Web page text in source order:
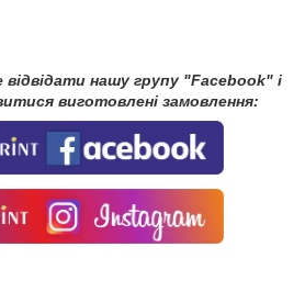
нашу групу "Facebook" і
виготовлені замовлення: